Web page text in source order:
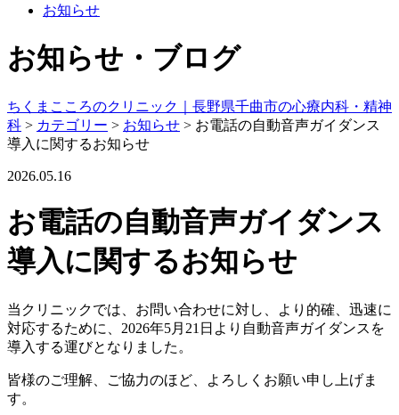
お知らせ
お知らせ・ブログ
ちくまこころのクリニック｜長野県千曲市の心療内科・精神
科 > カテゴリー > お知らせ > お電話の自動音声ガイダンス
導入に関するお知らせ
2026.05.16
お電話の自動音声ガイダンス
導入に関するお知らせ
当クリニックでは、お問い合わせに対し、より的確、迅速に
対応するために、2026年5月21日より自動音声ガイダンスを
導入する運びとなりました。
皆様のご理解、ご協力のほど、よろしくお願い申し上げま
す。